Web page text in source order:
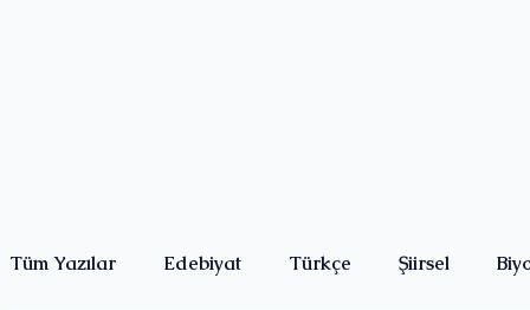
Tüm Yazılar Edebiyat Türkçe Şiirsel